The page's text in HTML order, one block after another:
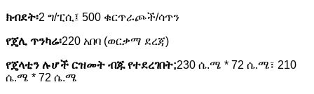
ክብደት፡2 ግ/ፒሲ፤ 500 ቁርጥራጮች/ሳጥን
የጄሊ ጥንካሬ፡220 አበባ (ወርቃማ ደረጃ)
የጄላቲን ሉሆች ርዝመት ብጁ የተደረገበት;230 ሴ.ሜ * 72 ሴ.ሜ፣ 210
ሴ.ሜ * 72 ሴ.ሜ